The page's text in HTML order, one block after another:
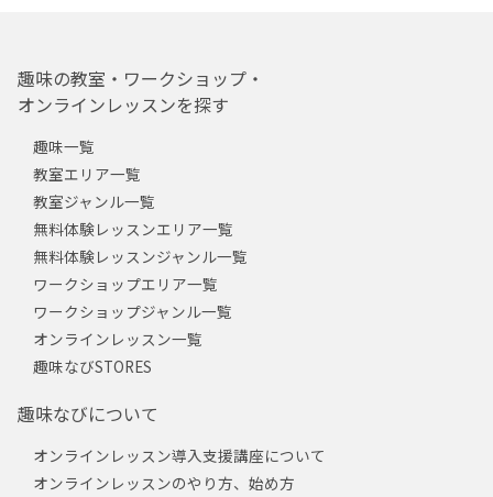
趣味の教室・ワークショップ・
オンラインレッスンを探す
趣味一覧
教室エリア一覧
教室ジャンル一覧
無料体験レッスンエリア一覧
無料体験レッスンジャンル一覧
ワークショップエリア一覧
ワークショップジャンル一覧
オンラインレッスン一覧
趣味なびSTORES
趣味なびについて
オンラインレッスン導入支援講座について
オンラインレッスンのやり方、始め方